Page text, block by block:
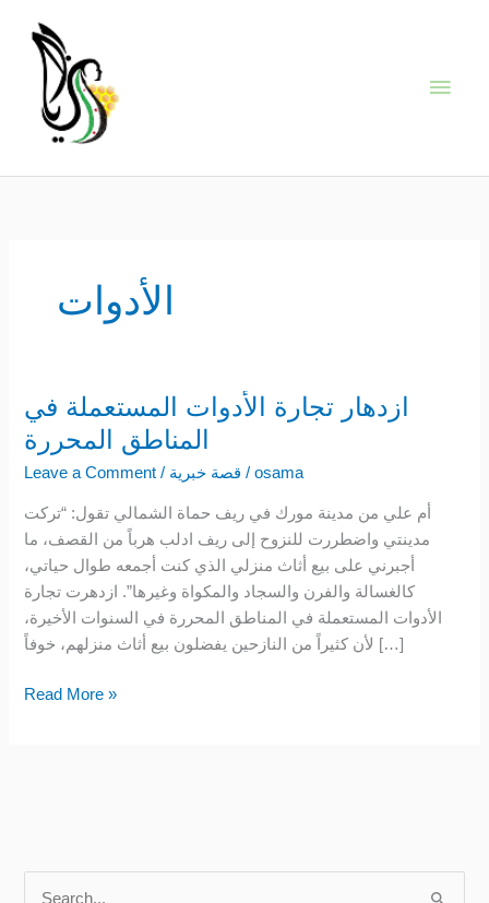
content
الأدوات
ازدهار تجارة الأدوات المستعملة في
المناطق المحررة
Leave a Comment / قصة خبرية /osama
أم علي من مدينة مورك في ريف حماة الشمالي تقول: “تركت
مدينتي واضطررت للنزوح إلى ريف ادلب هرباً من القصف، ما
أجبرني على بيع أثاث منزلي الذي كنت أجمعه طوال حياتي،
كالغسالة والفرن والسجاد والمكواة وغيرها”. ازدهرت تجارة
الأدوات المستعملة في المناطق المحررة في السنوات الأخيرة،
لأن كثيراً من النازحين يفضلون بيع أثاث منزلهم، خوفاً […]
ازدهار
الأدوات
المستعملة
في
المناطق
المحررة
Read More »